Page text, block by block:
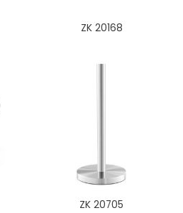
ZK 20168
ZK 20705